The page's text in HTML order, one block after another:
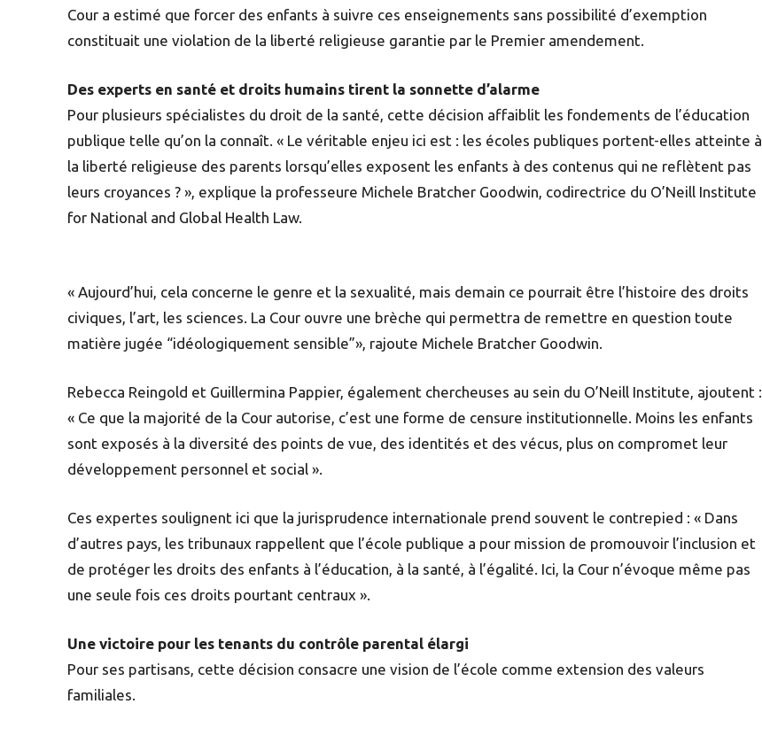
Cour a estimé que forcer des enfants à suivre ces enseignements sans possibilité d’exemption
constituait une violation de la liberté religieuse garantie par le Premier amendement.
Des experts en santé et droits humains tirent la sonnette d’alarme
Pour plusieurs spécialistes du droit de la santé, cette décision affaiblit les fondements de l’éducation
publique telle qu’on la connaît. « Le véritable enjeu ici est : les écoles publiques portent-elles atteinte à
la liberté religieuse des parents lorsqu’elles exposent les enfants à des contenus qui ne reflètent pas
leurs croyances ? », explique la professeure Michele Bratcher Goodwin, codirectrice du O’Neill Institute
for National and Global Health Law.
« Aujourd’hui, cela concerne le genre et la sexualité, mais demain ce pourrait être l’histoire des droits
civiques, l’art, les sciences. La Cour ouvre une brèche qui permettra de remettre en question toute
matière jugée “idéologiquement sensible”», rajoute Michele Bratcher Goodwin.
Rebecca Reingold et Guillermina Pappier, également chercheuses au sein du O’Neill Institute, ajoutent :
« Ce que la majorité de la Cour autorise, c’est une forme de censure institutionnelle. Moins les enfants
sont exposés à la diversité des points de vue, des identités et des vécus, plus on compromet leur
développement personnel et social ».
Ces expertes soulignent ici que la jurisprudence internationale prend souvent le contrepied : « Dans
d’autres pays, les tribunaux rappellent que l’école publique a pour mission de promouvoir l’inclusion et
de protéger les droits des enfants à l’éducation, à la santé, à l’égalité. Ici, la Cour n’évoque même pas
une seule fois ces droits pourtant centraux ».
Une victoire pour les tenants du contrôle parental élargi
Pour ses partisans, cette décision consacre une vision de l’école comme extension des valeurs
familiales.